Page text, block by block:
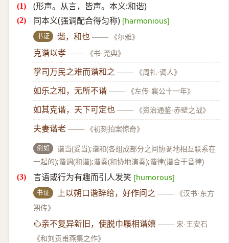
(形声。从言，皆声。本义:和谐)
同本义(强调配合得匀称) [harmonious]
书证 谐，和也 —— 《尔雅》
克谐以孝 —— 《书·尧典》
掌司万民之难而谐和之 —— 《周礼·调人》
如乐之和，无所不谐 —— 《左传·襄公十一年》
如其克谐，天下可定也 —— 《资治通鉴·赤壁之战》
夫妻谐老 —— 《初刻拍案惊奇》
例如
谐当(妥当);谐和(各组成部分之间协调地相互联系在
一起的);谐调(和谐);谐奏(和协地演奏);谐律(谐合于音律)
言语或行为有趣而引人发笑 [humorous]
书证 上以朔口谐辞给，好作问之 ——
《汉书·东方
朔传》
心亲不复异新旧，使脱巾屦相谐嬉 —— 宋·王安石
《和刘贡甫燕集之作》